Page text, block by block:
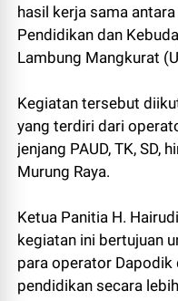
hasil kerja sama
Pendidikan dan
Lambung Mangkurat
Kegiatan tersebut
yang terdiri dari
jenjang PAUD, TK, SD,
Murung Raya.
Ketua Panitia H.
kegiatan ini bertujuan
para operator
pendidikan secara